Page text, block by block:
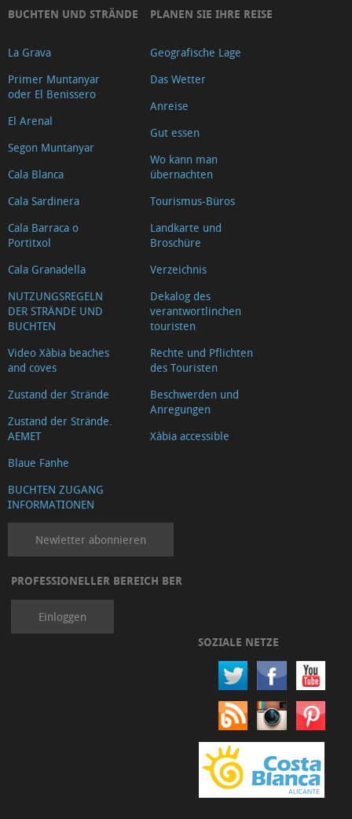
BUCHTEN UND STRÄNDE
La Grava
Primer Muntanyar
oder El Benissero
El Arenal
Segon Muntanyar
Cala Blanca
Cala Sardinera
Cala Barraca o
Portitxol
Cala Granadella
NUTZUNGSREGELN
DER STRÄNDE UND
BUCHTEN
Video Xàbia beaches
and coves
Zustand der Strände
Zustand der Strände.
AEMET
Blaue Fanhe
BUCHTEN ZUGANG
INFORMATIONEN
PLANEN SIE IHRE REISE
Geografische Lage
Das Wetter
Anreise
Gut essen
Wo kann man
übernachten
Tourismus-Büros
Landkarte und
Broschüre
Verzeichnis
Dekalog des
verantwortlinchen
touristen
Rechte und Pflichten
des Touristen
Beschwerden und
Anregungen
Xàbia accessible
Newletter abonnieren
PROFESSIONELLER BEREICH BER
Einloggen
SOZIALE NETZE